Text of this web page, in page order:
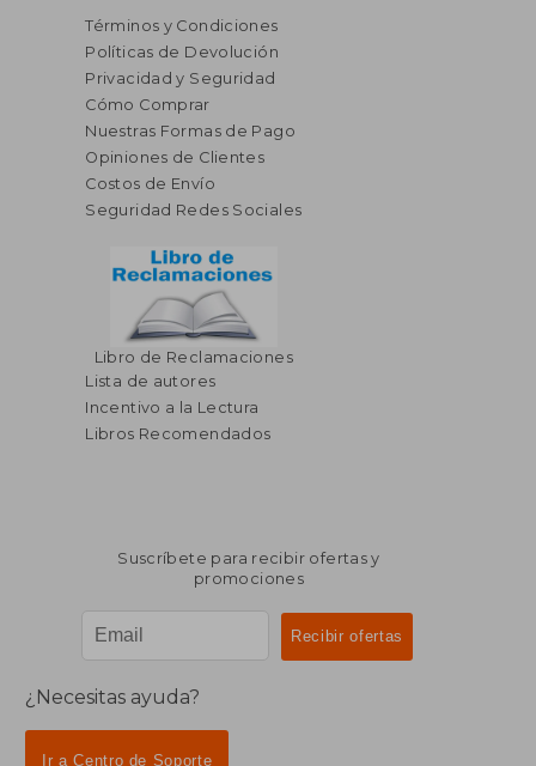
45%
dcto.
Términos y Condiciones
Políticas de Devolución
Privacidad y Seguridad
Cómo Comprar
Nuestras Formas de Pago
Opiniones de Clientes
Costos de Envío
Seguridad Redes Sociales
Libro de Reclamaciones
Lista de autores
Incentivo a la Lectura
Libros Recomendados
Suscríbete para recibir ofertas y
promociones
¿Necesitas ayuda?
Ir a Centro de Soporte